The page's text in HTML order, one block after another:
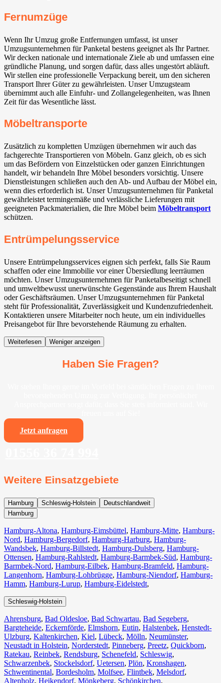
Fernumzüge
Wenn Ihr Umzug große Entfernungen umfasst, ist unser
Umzugsunternehmen für Panketal⁠ bestens geeignet als Ihr Partner.
Wir decken nationale und internationale Ziele ab und umfassen eine
gründliche Planung, und sorgen dafür, dass alles ungestört abläuft.
Wir stellen eine professionelle Verpackung bereit, um den sicheren
Transport Ihrer Güter zu gewährleisten. Unser Umzugsteam
übernimmt auch alle Einfuhr- und Zollangelegenheiten, was Ihnen
Zeit für das Wesentliche lässt.
Möbeltransporte
Zusätzlich zu kompletten Umzügen übernehmen wir auch das
fachgerechte Transportieren von Möbeln. Ganz gleich, ob es sich
um das Befördern von Einzelstücken oder ganzen Einrichtungen
handelt, wir behandeln Ihre Möbel besonders vorsichtig. Unsere
Dienstleistungen schließen auch den Ab- und Aufbau der Möbel ein,
wenn dies erforderlich ist. Unser Umzugsunternehmen für Panketal⁠
gewährleistet termingemäße und verlässliche Lieferungen mit
geeigneten Packmaterialien, die Ihre Möbel beim Möbeltransport
schützen.
Entrümpelungsservice
Unsere Entrümpelungsservices eignen sich perfekt, falls Sie Raum
schaffen oder eine Immobilie vor einer Übersiedlung leerräumen
möchten. Unser Umzugsunternehmen für Panketal⁠beseitigt schnell
und umweltbewusst unerwünschte Gegenstände aus Ihrem Haushalt
oder Geschäftsräumen. Unser Umzugsunternehmen für Panketal⁠
steht für Professionalität, Zuverlässigkeit und Kundenzufriedenheit.
Kontaktieren unsere Mitarbeiter noch heute, um ein individuelles
Preisangebot für Ihre bevorstehende Räumung zu erhalten.
Weiterlesen Weniger anzeigen
Haben Sie Fragen?
Jetzt anfragen
Weitere Einsatzgebiete
Hamburg Schleswig-Holstein
Deutschlandweit
Hamburg
Hamburg-Altona, Hamburg-Eimsbüttel, Hamburg-Mitte, Hamburg-
Nord, Hamburg-Bergedorf, Hamburg-Harburg, Hamburg-
Wandsbek, Hamburg-Billstedt, Hamburg-Dulsberg, Hamburg-
Ottensen, Hamburg-Rahlstedt, Hamburg-Barmbek-Süd, Hamburg-
Barmbek-Nord, Hamburg-Eilbek, Hamburg-Bramfeld, Hamburg-
Langenhorn, Hamburg-Lohbrügge, Hamburg-Niendorf, Hamburg-
Hamm, Hamburg-Lurup, Hamburg-Eidelstedt,
Schleswig-Holstein
Ahrensburg, Bad Oldesloe, Bad Schwartau, Bad Segeberg,
Bargteheide, Eckernförde, Elmshorn, Eutin, Halstenbek, Henstedt-
Ulzburg, Kaltenkirchen, Kiel, Lübeck, Mölln, Neumünster,
Neustadt in Holstein, Norderstedt, Pinneberg, Preetz, Quickborn,
Ratekau, Reinbek, Rendsburg, Schenefeld, Schleswig,
Schwarzenbek, Stockelsdorf, Uetersen, Plön, Kronshagen,
Schwentinental, Bordesholm, Molfsee, Flintbek, Melsdorf,
Altenholz, Heikendorf, Mönkeberg, Schönkirchen,